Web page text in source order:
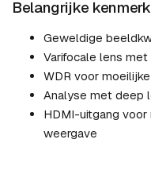
Belangrijke
Geweldige
Varifocale lens
WDR voor
Analyse met deep
HDMI-uitgang
weergave